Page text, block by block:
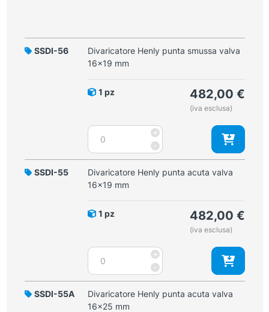
SSDI-56
Divaricatore Henly punta smussa valva
16x19 mm
1 pz 482,00 €
(iva esclusa)
-
Divaricatore
Henly
punta
smussa
valva
quantità
+
SSDI-55
Divaricatore Henly punta acuta valva
16x19 mm
1 pz 482,00 €
(iva esclusa)
-
Divaricatore
Henly
punta
acuta
valva
+
SSDI-55A
Divaricatore Henly punta acuta valva
16x25 mm